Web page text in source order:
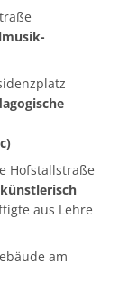
Hofstallstraße
aus Lehre
am